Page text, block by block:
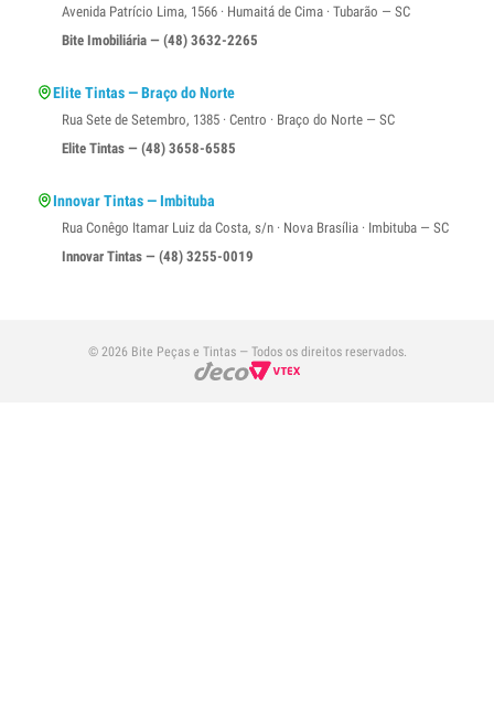
Avenida Patrício Lima, 1566 · Humaitá de Cima · Tubarão — SC
Bite Imobiliária — (48) 3632-2265
Elite Tintas — Braço do Norte
Rua Sete de Setembro, 1385 · Centro · Braço do Norte — SC
Elite Tintas — (48) 3658-6585
Innovar Tintas — Imbituba
Rua Conêgo Itamar Luiz da Costa, s/n · Nova Brasília · Imbituba — SC
Innovar Tintas — (48) 3255-0019
© 2026 Bite Peças e Tintas — Todos os direitos reservados.